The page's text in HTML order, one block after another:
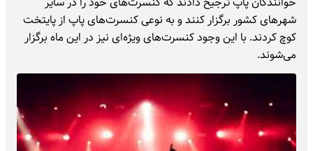
شهرهای کشور برگزار کنند و به نوعی کنسرت‌های پاپ از پایتخت
کوچ کردند. با این وجود کنسرت‌های ویژه‌ای نیز در این ماه برگزار
می‌شوند.